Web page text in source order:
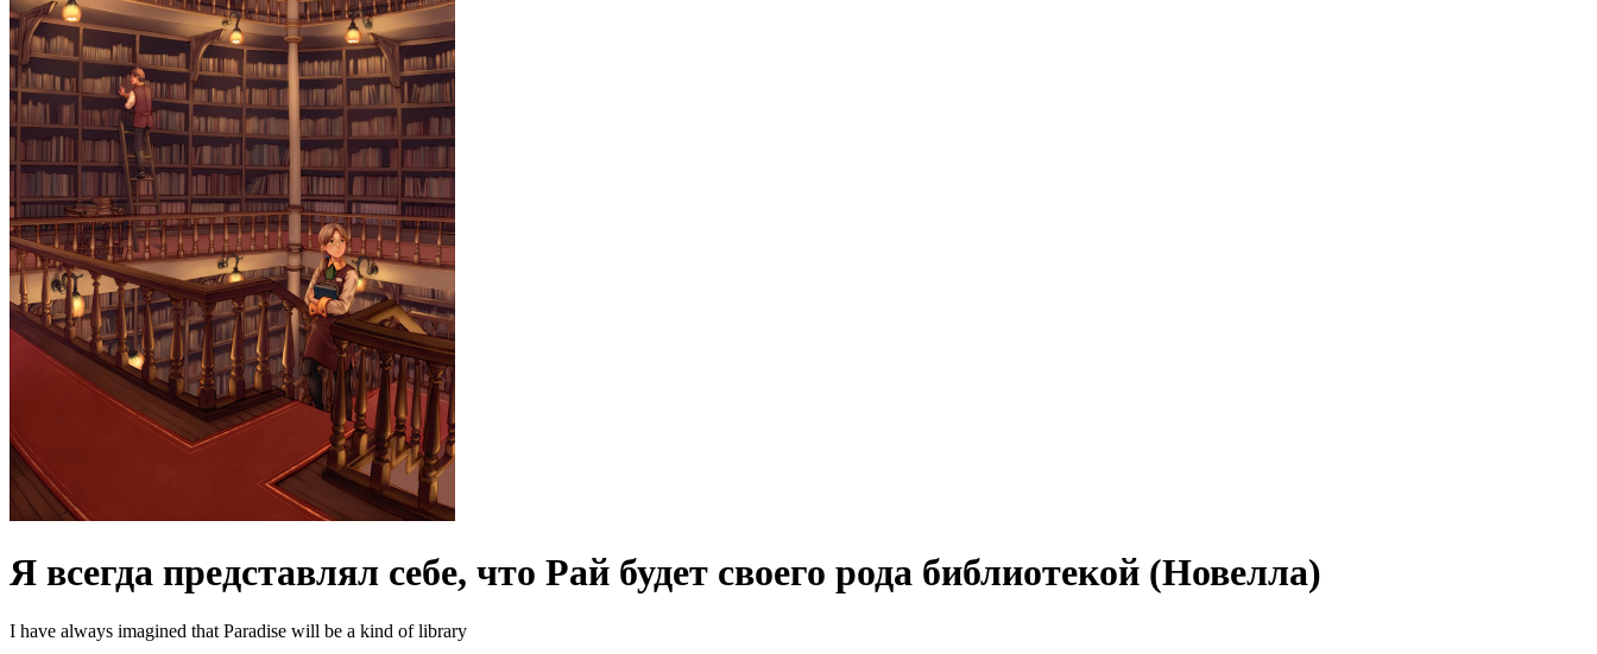
Я всегда представлял себе, что Рай будет своего рода библиотекой (Новелла)
I have always imagined that Paradise will be a kind of library